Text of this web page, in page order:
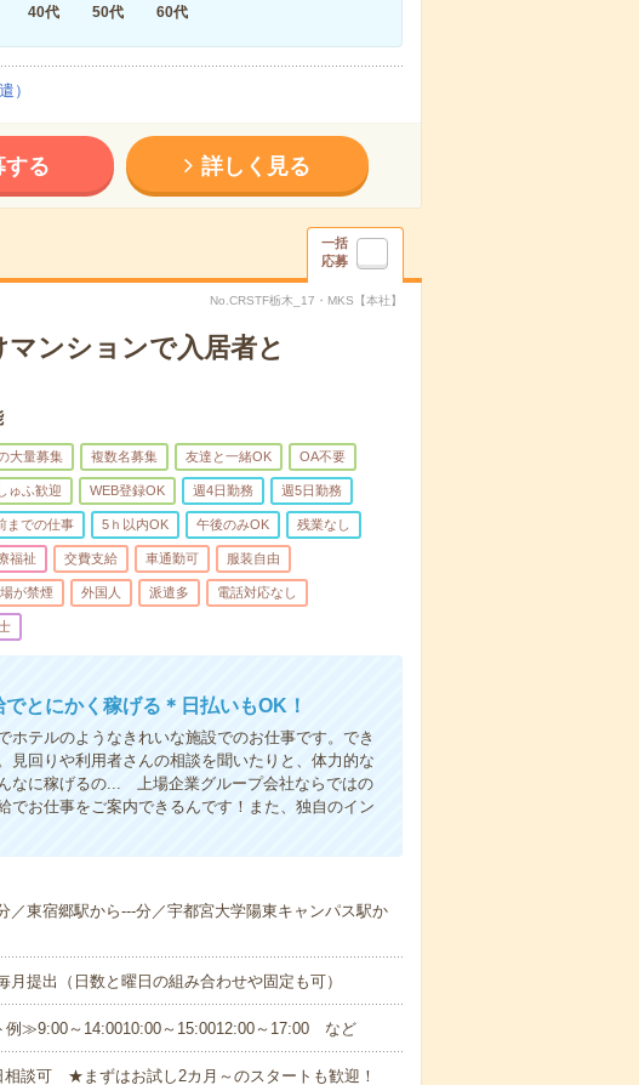
40代 50代 60代
）
する 詳しく見る
一括
応募
No.CRSTF栃木_17・MKS【本社】
マンションで入居者と
大量募集 複数名募集 友達と一緒OK OA不要
ゅふ歓迎 WEB登録OK 週4日勤務 週5日勤務
までの仕事 5ｈ以内OK 午後のみOK 残業なし
福祉 交費支給 車通勤可 服装自由
が禁煙 外国人 派遣多 電話対応なし
とにかく稼げる＊日払いもOK！
テルのようなきれいな施設でのお仕事です。でき
見回りや利用者さんの相談を聞いたりと、体力的な
なに稼げるの... 上場企業グループ会社ならではの
でお仕事をご案内できるんです！また、独自のイン
／東宿郷駅から---分／宇都宮大学陽東キャンパス駅か
提出（日数と曜日の組み合わせや固定も可）
≫9:00～14:0010:00～15:0012:00～17:00 など
相談可 ★まずはお試し2カ月～のスタートも歓迎！